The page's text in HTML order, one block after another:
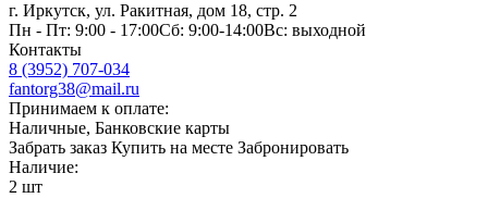
г. Иркутск, ул. Ракитная, дом 18, стр. 2
Пн - Пт: 9:00 - 17:00Сб: 9:00-14:00Вс: выходной
Контакты
8 (3952) 707-034
fantorg38@mail.ru
Принимаем к оплате:
Наличные, Банковские карты
Забрать заказ Купить на месте Забронировать
Наличие:
2 шт